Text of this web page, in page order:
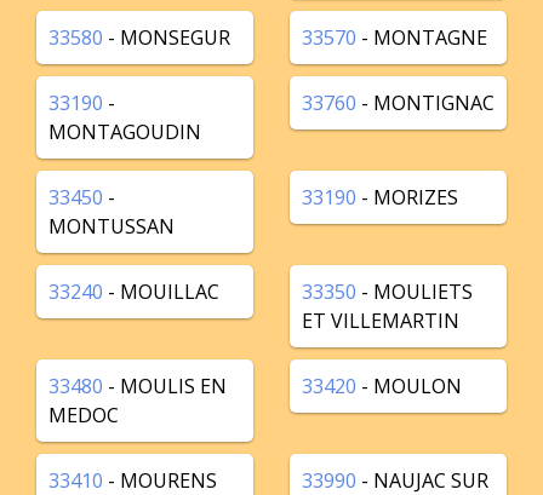
33580 - MONSEGUR 33570 - MONTAGNE
33190 -
MONTAGOUDIN
33760 - MONTIGNAC
33450 -
MONTUSSAN
33190 - MORIZES
33240 - MOUILLAC 33350 - MOULIETS
ET VILLEMARTIN
33480 - MOULIS EN
MEDOC
33420 - MOULON
33410 - MOURENS 33990 - NAUJAC SUR